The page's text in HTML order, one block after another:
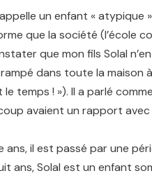
un enfant «
que la société
que mon fils Solal
dans toute la
temps ! »). Il a parlé
avaient un rapport
il est passé par une
ans, Solal est un enfant